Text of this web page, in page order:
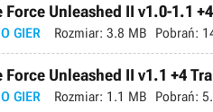
Force Unleashed II v1.0-1.1
GIER Rozmiar: 3.8 MB Pobrań:
Force Unleashed II v1.1 +4
GIER Rozmiar: 1.1 MB Pobrań: